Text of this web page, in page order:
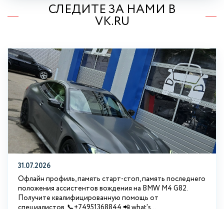
СЛЕДИТЕ ЗА НАМИ В
VK.RU
31.07.2026
Офлайн профиль, память старт-стоп, память последнего
положения ассистентов вождения на BMW М4 G82.
Получите квалифицированную помощь от